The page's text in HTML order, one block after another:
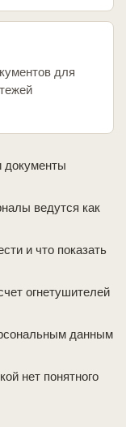
для
документы
ведутся как
и что показать
огнетушителей
данным
нет понятного